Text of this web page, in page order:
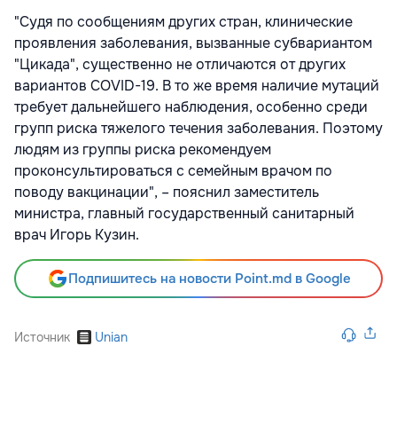
"Судя по сообщениям других стран, клинические
проявления заболевания, вызванные субвариантом
"Цикада", существенно не отличаются от других
вариантов COVID-19. В то же время наличие мутаций
требует дальнейшего наблюдения, особенно среди
групп риска тяжелого течения заболевания. Поэтому
людям из группы риска рекомендуем
проконсультироваться с семейным врачом по
поводу вакцинации", – пояснил заместитель
министра, главный государственный санитарный
врач Игорь Кузин.
Подпишитесь на новости Point.md в Google
Источник Unian